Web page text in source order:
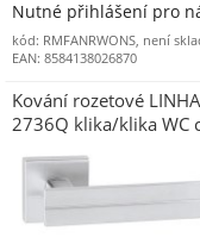
Nutné přihlášení pro
kód: RMFANRWONS, není
EAN: 8584138026870
Kování rozetové
2736Q klika/klika WC